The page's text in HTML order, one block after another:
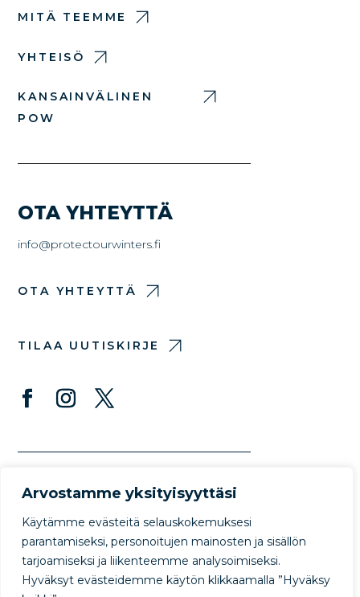
Arvostamme yksityisyyttäsi
Käytämme evästeitä selauskokemuksesi
parantamiseksi, personoitujen mainosten ja sisällön
tarjoamiseksi ja liikenteemme analysoimiseksi.
Hyväksyt evästeidemme käytön klikkaamalla ”Hyväksy
MITÄ TEEMME
YHTEISÖ
KANSAINVÄLINEN
POW
OTA YHTEYTTÄ
info@protectourwinters.fi
OTA YHTEYTTÄ
TILAA UUTISKIRJE
© Copyright Protect Our Winters 2022